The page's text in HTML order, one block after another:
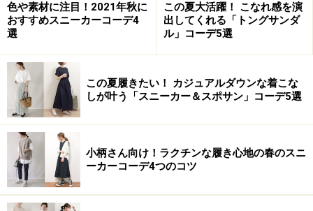
色や素材に注目！2021年秋に
おすすめスニーカーコーデ4
選
この夏大活躍！ こなれ感を演
出してくれる「トングサンダ
ル」コーデ5選
この夏履きたい！ カジュアルダウンな着こな
しが叶う「スニーカー＆スポサン」コーデ5選
小柄さん向け！ラクチンな履き心地の春のスニ
ーカーコーデ4つのコツ